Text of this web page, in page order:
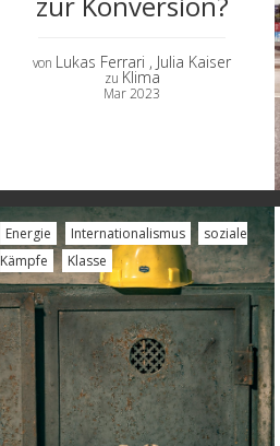
von Lukas Ferrari , Julia Kaiser
zu Klima
Mar 2023
Energie Internationalismus
soziale
Kämpfe
Klasse